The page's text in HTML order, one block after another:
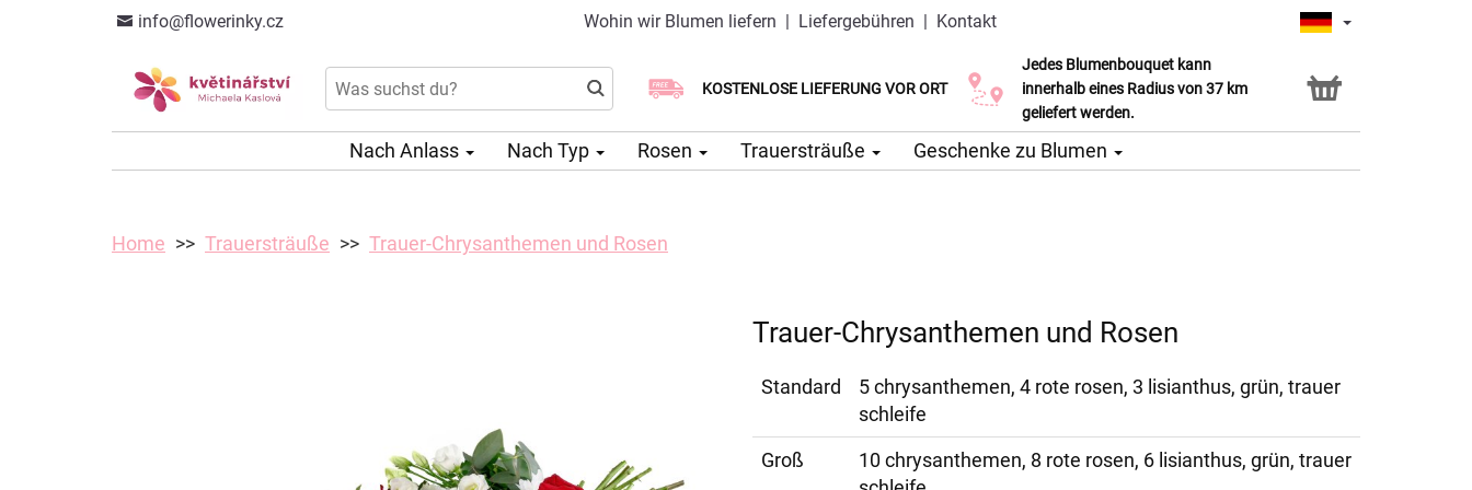
info@flowerinky.cz Wohin wir Blumen liefern | Liefergebühren | Kontakt
KOSTENLOSE LIEFERUNG VOR ORT
Lieferung am selben Tag möglich
Wählen Sie Ihr Lieferdatum
Jedes Blumenbouquet kann
innerhalb eines Radius von 37 km
geliefert werden.
Click & Collect Service
Nach Anlass Nach Typ Rosen Trauersträuße Geschenke zu Blumen
Home Trauersträuße Trauer-Chrysanthemen und Rosen
Trauer-Chrysanthemen und Rosen
Standard
5 chrysanthemen, 4 rote rosen, 3 lisianthus, grün, trauer
schleife
Groß
10 chrysanthemen, 8 rote rosen, 6 lisianthus, grün, trauer